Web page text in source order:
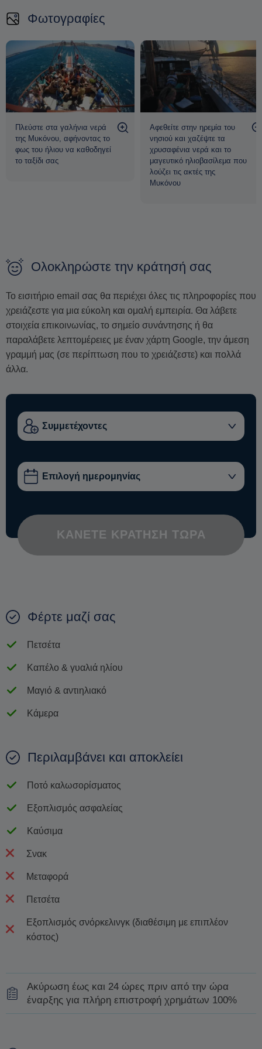
Φωτογραφίες
Πλεύστε στα γαλήνια νερά
της Μυκόνου, αφήνοντας το
φως του ήλιου να καθοδηγεί
το ταξίδι σας
Αφεθείτε στην ηρεμία του
νησιού και χαζέψτε τα
χρυσαφένια νερά και το
μαγευτικό ηλιοβασίλεμα που
λούζει τις ακτές της
Μυκόνου
Ολοκληρώστε την κράτησή σας
Το εισιτήριο email σας θα περιέχει όλες τις πληροφορίες που
χρειάζεστε για μια εύκολη και ομαλή εμπειρία. Θα λάβετε
στοιχεία επικοινωνίας, το σημείο συνάντησης ή θα
παραλάβετε λεπτομέρειες με έναν χάρτη Google, την άμεση
γραμμή μας (σε περίπτωση που το χρειάζεστε) και πολλά
άλλα.
ΚΆΝΕΤΕ ΚΡΆΤΗΣΗ ΤΏΡΑ
Φέρτε μαζί σας
Πετσέτα
Καπέλο & γυαλιά ηλίου
Μαγιό & αντιηλιακό
Κάμερα
Περιλαμβάνει και αποκλείει
Ποτό καλωσορίσματος
Εξοπλισμός ασφαλείας
Καύσιμα
Σνακ
Μεταφορά
Πετσέτα
Εξοπλισμός σνόρκελινγκ (διαθέσιμη με επιπλέον
κόστος)
Ακύρωση έως και 24 ώρες πριν από την ώρα
έναρξης για πλήρη επιστροφή χρημάτων 100%